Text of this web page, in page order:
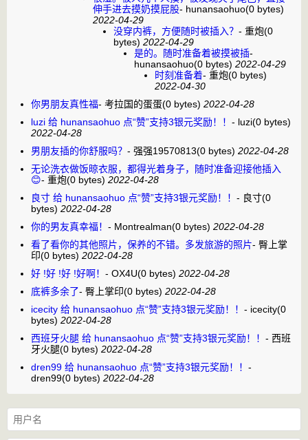
伸手进去摸奶摸屁股- hunansaohuo(0 bytes)
2022-04-29
没穿内裤，方便随时被插入？ - 重炮(0
bytes) 2022-04-29
是的。随时准备着被摸被插-
hunansaohuo(0 bytes) 2022-04-29
时刻准备着- 重炮(0 bytes)
2022-04-30
你男朋友真性福- 考拉国的蛋蛋(0 bytes) 2022-04-28
luzi 给 hunansaohuo 点“赞”支持3银元奖励！！ - luzi(0 bytes)
2022-04-28
男朋友插的你舒服吗？ - 强强19570813(0 bytes) 2022-04-28
无论洗衣做饭晾衣服，都得光着身子，随时准备迎接他插入
😊- 重炮(0 bytes) 2022-04-28
良寸 给 hunansaohuo 点“赞”支持3银元奖励！！ - 良寸(0
bytes) 2022-04-28
你的男友真幸福！ - Montrealman(0 bytes) 2022-04-28
看了看你的其他照片，保养的不错。多发旅游的照片- 臀上掌
印(0 bytes) 2022-04-28
好 !好 !好 !好啊！ - OX4U(0 bytes) 2022-04-28
底裤多余了- 臀上掌印(0 bytes) 2022-04-28
icecity 给 hunansaohuo 点“赞”支持3银元奖励！！ - icecity(0
bytes) 2022-04-28
西班牙火腿 给 hunansaohuo 点“赞”支持3银元奖励！！ - 西班
牙火腿(0 bytes) 2022-04-28
dren99 给 hunansaohuo 点“赞”支持3银元奖励！！ -
dren99(0 bytes) 2022-04-28